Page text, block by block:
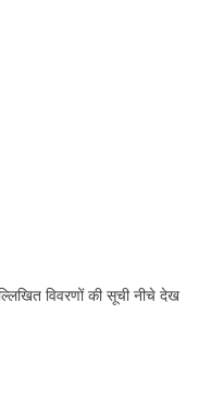
विवरणों की सूची नीचे देख